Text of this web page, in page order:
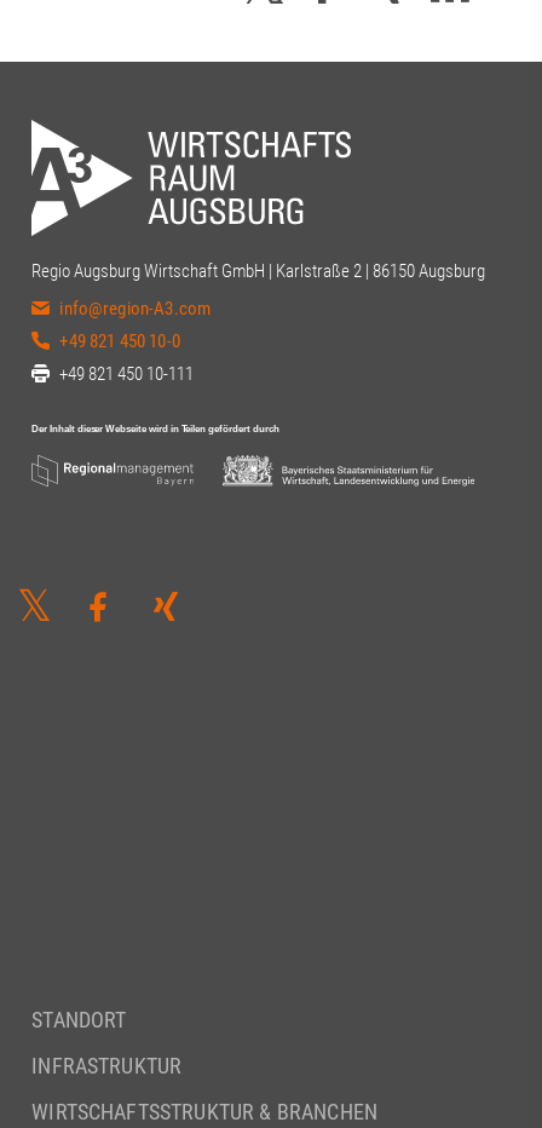
Regio Augsburg Wirtschaft GmbH | Karlstraße 2 | 86150 Augsburg
info@region-A3.com
+49 821 450 10-0
+49 821 450 10-111
STANDORT
INFRASTRUKTUR
WIRTSCHAFTSSTRUKTUR & BRANCHEN